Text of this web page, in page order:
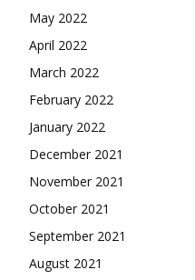
May 2022
April 2022
March 2022
February 2022
January 2022
December 2021
November 2021
October 2021
September 2021
August 2021